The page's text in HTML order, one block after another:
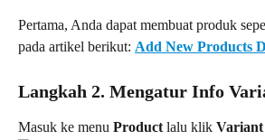
Pertama, Anda dapat membuat produk
pada artikel berikut: Add New Products
Langkah 2. Mengatur Info
Masuk ke menu Product lalu klik